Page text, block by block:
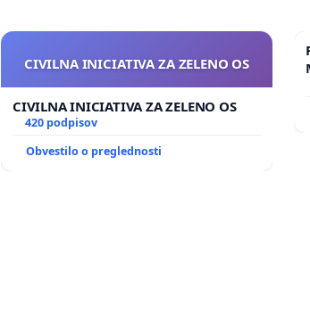
CIVILNA INICIATIVA ZA ZELENO OS
CIVILNA INICIATIVA ZA ZELENO OS
420 podpisov
Obvestilo o preglednosti